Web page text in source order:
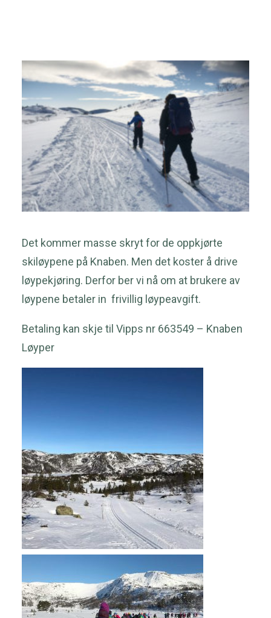
Nyhetsbrev
Opplevelser
Hytter
Overnatting
Søk
Det kommer masse skryt for de oppkjørte
skiløypene på Knaben. Men det koster å drive
løypekjøring. Derfor ber vi nå om at brukere av
løypene betaler in frivillig løypeavgift.
Betaling kan skje til Vipps nr 663549 – Knaben
Løyper